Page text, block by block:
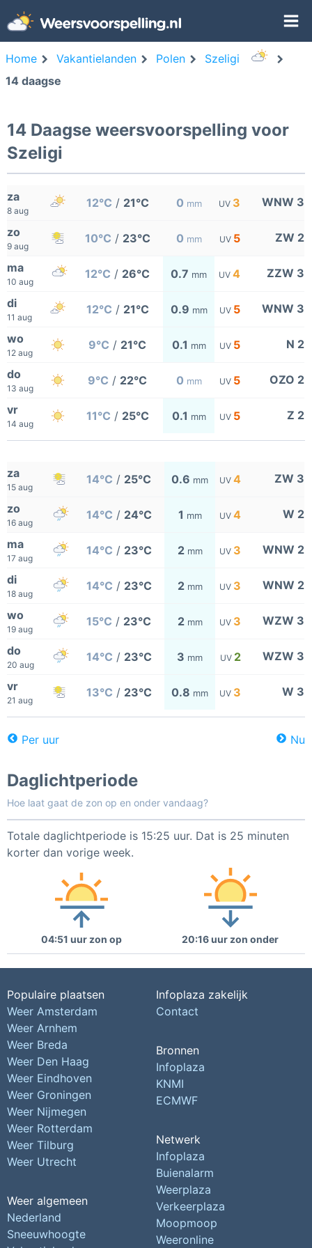
Home Vakantielanden Polen
Szeligi
14 daagse
14 Daagse weersvoorspelling voor
Szeligi
za
8 aug
12°C / 21°C 0 mm UV 3 WNW 3
zo
9 aug
10°C / 23°C 0 mm UV 5 ZW 2
ma
10 aug
12°C / 26°C 0.7 mm UV 4 ZZW 3
di
11 aug
12°C / 21°C 0.9 mm UV 5 WNW 3
wo
12 aug
9°C / 21°C 0.1 mm UV 5 N 2
do
13 aug
9°C / 22°C 0 mm UV 5 OZO 2
vr
14 aug
11°C / 25°C 0.1 mm UV 5 Z 2
za
15 aug
14°C / 25°C 0.6 mm UV 4 ZW 3
zo
16 aug
14°C / 24°C 1 mm UV 4 W 2
ma
17 aug
14°C / 23°C 2 mm UV 3 WNW 2
di
18 aug
14°C / 23°C 2 mm UV 3 WNW 2
wo
19 aug
15°C / 23°C 2 mm UV 3 WZW 3
do
20 aug
14°C / 23°C 3 mm UV 2 WZW 3
vr
21 aug
13°C / 23°C 0.8 mm UV 3 W 3
Per uur Nu
Daglichtperiode
Hoe laat gaat de zon op en onder vandaag?
Totale daglichtperiode is 15:25 uur. Dat is 25 minuten
korter dan vorige week.
04:51 uur zon op 20:16 uur zon onder
Populaire plaatsen
Weer Amsterdam
Weer Arnhem
Weer Breda
Weer Den Haag
Weer Eindhoven
Weer Groningen
Weer Nijmegen
Weer Rotterdam
Weer Tilburg
Weer Utrecht
Weer algemeen
Nederland
Sneeuwhoogte
Infoplaza zakelijk
Contact
Bronnen
Infoplaza
KNMI
ECMWF
Netwerk
Infoplaza
Buienalarm
Weerplaza
Verkeerplaza
Moopmoop
Weeronline